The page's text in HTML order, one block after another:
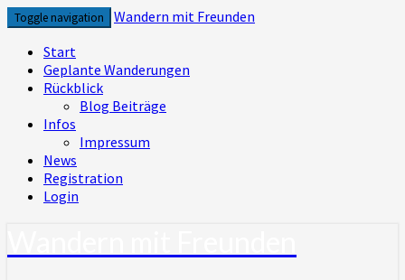
Skip
to
content
Toggle navigation
Wandern mit Freunden
Start
Geplante Wanderungen
Rückblick
Blog Beiträge
Infos
Impressum
News
Registration
Login